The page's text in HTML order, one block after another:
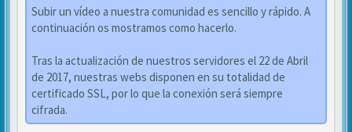
Subir un vídeo a nuestra comunidad es sencillo y rápido. A
continuación os mostramos como hacerlo.
Tras la actualización de nuestros servidores el 22 de Abril
de 2017, nuestras webs disponen en su totalidad de
certificado SSL, por lo que la conexión será siempre
cifrada.